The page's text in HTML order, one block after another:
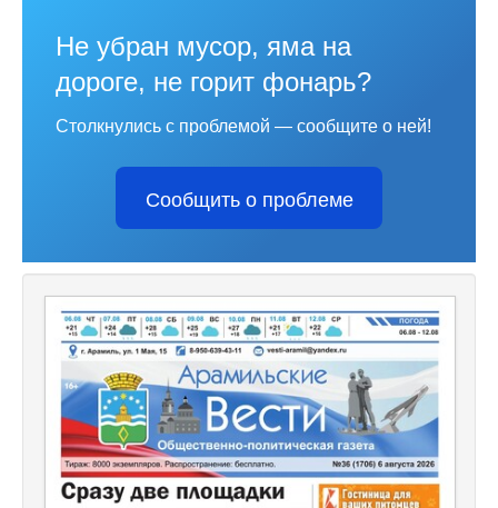
Не убран мусор, яма на
дороге, не горит фонарь?
Столкнулись с проблемой — сообщите о ней!
Сообщить о проблеме